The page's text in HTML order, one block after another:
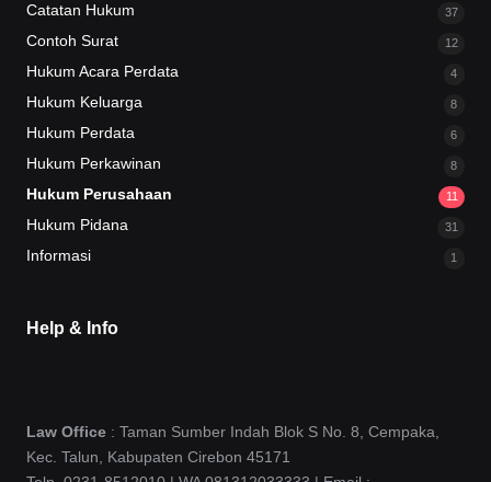
Catatan Hukum 37
Contoh Surat 12
Hukum Acara Perdata 4
Hukum Keluarga 8
Hukum Perdata 6
Hukum Perkawinan 8
Hukum Perusahaan 11
Hukum Pidana 31
Informasi 1
Help & Info
Law Office : Taman Sumber Indah Blok S No. 8, Cempaka,
Kec. Talun, Kabupaten Cirebon 45171